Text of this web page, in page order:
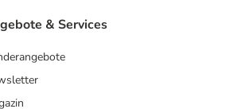
& Services